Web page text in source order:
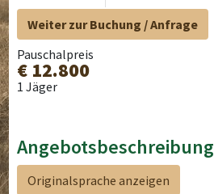
Weiter zur Buchung / Anfrage
Pauschalpreis
€ 12.800
1 Jäger
Angebotsbeschreibung
Originalsprache anzeigen